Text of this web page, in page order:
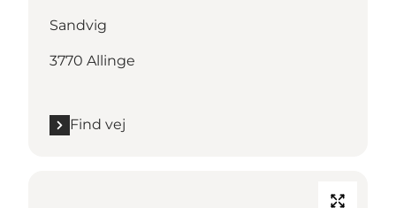
Sandvig
3770 Allinge
Find vej